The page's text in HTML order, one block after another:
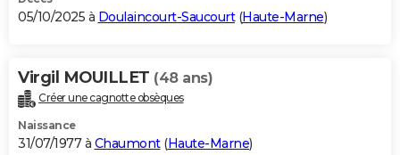
05/10/2025 à Doulaincourt-Saucourt(Haute-Marne)
Virgil MOUILLET (48 ans)
Créer une cagnotte obsèques
Naissance
31/07/1977 à Chaumont(Haute-Marne)